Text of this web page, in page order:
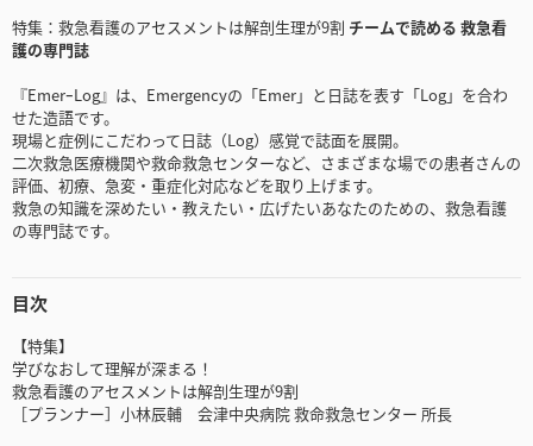
特集：救急看護のアセスメントは解剖生理が9割 チームで読める 救急看
護の専門誌
『EmerｰLog』は、Emergencyの「Emer」と日誌を表す「Log」を合わ
せた造語です。
現場と症例にこだわって日誌（Log）感覚で誌面を展開。
二次救急医療機関や救命救急センターなど、さまざまな場での患者さんの
評価、初療、急変・重症化対応などを取り上げます。
救急の知識を深めたい・教えたい・広げたいあなたのための、救急看護
の専門誌です。
目次
【特集】
学びなおして理解が深まる！
救急看護のアセスメントは解剖生理が9割
［プランナー］小林辰輔 会津中央病院 救命救急センター 所長